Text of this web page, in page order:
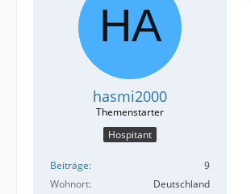
hasmi2000
Hospitant
Beiträge
9
Wohnort
Deutschland